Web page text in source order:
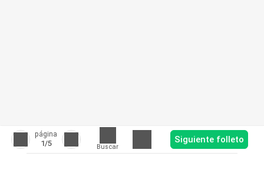
página
1/5 Buscar
Siguiente folleto